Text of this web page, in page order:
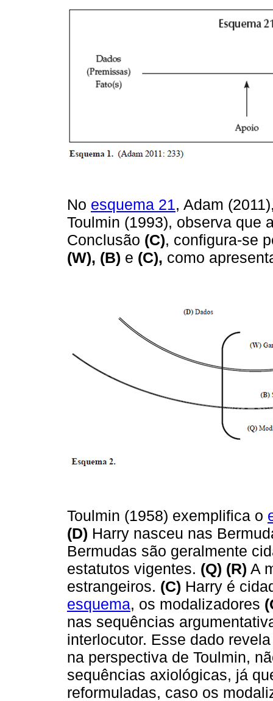
No esquema 21, Adam
Toulmin (1993), observa que
Conclusão (C), configura-se
(W), (B) e (C), como
Toulmin (1958) exemplifica o
(D) Harry nasceu nas
Bermudas são geralmente
estatutos vigentes. (Q) (R) A
estrangeiros. (C) Harry é
esquema, os modalizadores
nas sequências
interlocutor. Esse dado
na perspectiva de Toulmin,
sequências axiológicas, já
reformuladas, caso os